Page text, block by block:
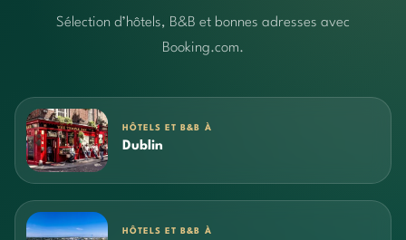
Sélection d’hôtels, B&B et bonnes adresses avec
Booking.com.
HÔTELS ET B&B À
Dublin
HÔTELS ET B&B À